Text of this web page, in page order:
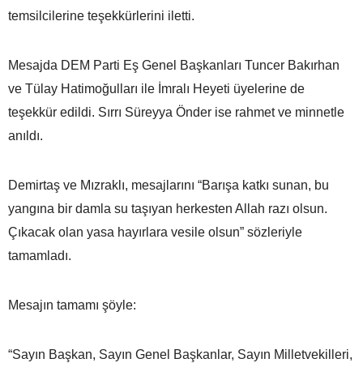
temsilcilerine teşekkürlerini iletti.
Mesajda DEM Parti Eş Genel Başkanları Tuncer Bakırhan
ve Tülay Hatimoğulları ile İmralı Heyeti üyelerine de
teşekkür edildi. Sırrı Süreyya Önder ise rahmet ve minnetle
anıldı.
Demirtaş ve Mızraklı, mesajlarını “Barışa katkı sunan, bu
yangına bir damla su taşıyan herkesten Allah razı olsun.
Çıkacak olan yasa hayırlara vesile olsun” sözleriyle
tamamladı.
Mesajın tamamı şöyle:
“Sayın Başkan, Sayın Genel Başkanlar, Sayın Milletvekilleri,